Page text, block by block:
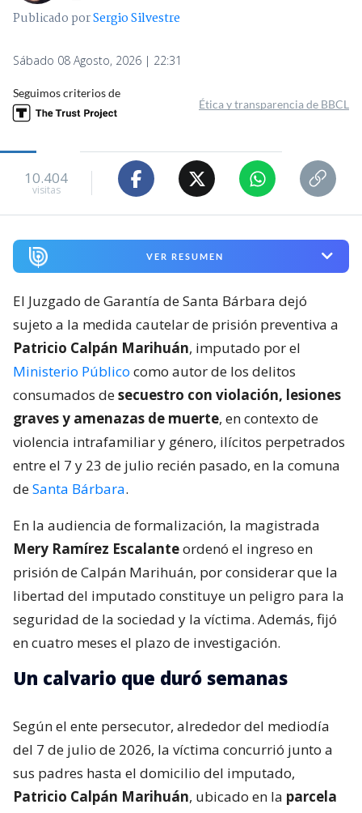
Publicado porSergio Silvestre
Sábado 08 Agosto, 2026 | 22:31
Seguimos criterios de
Ética y transparencia de BBCL
10.404
visitas
VER RESUMEN
El Juzgado de Garantía de Santa Bárbara dejó
sujeto a la medida cautelar de prisión preventiva a
Patricio Calpán Marihuán, imputado por el
Ministerio Público como autor de los delitos
consumados desecuestro con violación, lesiones
graves y amenazas de muerte, en contexto de
violencia intrafamiliar y género, ilícitos perpetrados
entre el 7 y 23 de julio recién pasado, en la comuna
deSanta Bárbara.
En la audiencia de formalización, la magistrada
Mery Ramírez Escalanteordenó el ingreso en
prisión de Calpán Marihuán, por considerar que la
libertad del imputado constituye un peligro para la
seguridad de la sociedad y la víctima. Además, fijó
en cuatro meses el plazo de investigación.
Un calvario que duró semanas
Según el ente persecutor, alrededor del mediodía
del 7 de julio de 2026, la víctima concurrió junto a
sus padres hasta el domicilio del imputado,
Patricio Calpán Marihuán, ubicado en la parcela